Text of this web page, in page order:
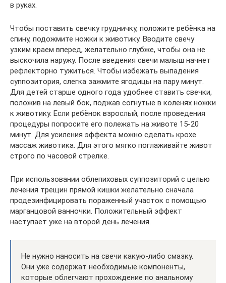
в руках.
Чтобы поставить свечку грудничку, положите ребёнка на
спину, подожмите ножки к животику. Вводите свечу
узким краем вперед, желательно глубже, чтобы она не
выскочила наружу. После введения свечи малыш начнет
рефлекторно тужиться. Чтобы избежать выпадения
суппозитория, слегка зажмите ягодицы на пару минут.
Для детей старше одного года удобнее ставить свечки,
положив на левый бок, поджав согнутые в коленях ножки
к животику. Если ребёнок взрослый, после проведения
процедуры попросите его полежать на животе 15-20
минут. Для усиления эффекта можно сделать крохе
массаж животика. Для этого мягко поглаживайте живот
строго по часовой стрелке.
При использовании облепиховых суппозиторий с целью
лечения трещин прямой кишки желательно сначала
продезинфицировать пораженный участок с помощью
марганцовой ванночки. Положительный эффект
наступает уже на второй день лечения.
Не нужно наносить на свечи какую-либо смазку.
Они уже содержат необходимые компоненты,
которые облегчают прохождение по анальному